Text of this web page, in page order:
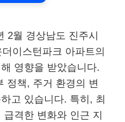
2월 경상남도 진주시
이스턴파크 아파트의
영향을 받았습니다.
정책, 주거 환경의 변
고 있습니다. 특히, 최
격한 변화와 인근 지